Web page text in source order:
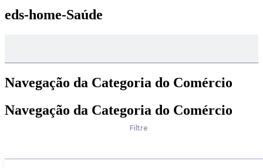
eds-home-Saúde
Navegação da Categoria do Comércio
Navegação da Categoria do Comércio
Filtre